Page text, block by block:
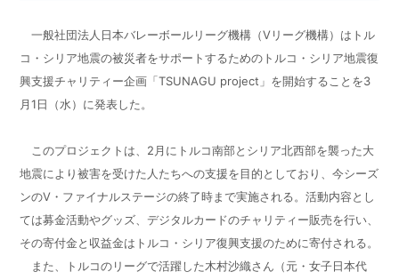
一般社団法人日本バレーボールリーグ機構（Vリーグ機構）はトル
コ・シリア地震の被災者をサポートするためのトルコ・シリア地震復
興支援チャリティー企画「TSUNAGU project」を開始することを3
月1日（水）に発表した。
このプロジェクトは、2月にトルコ南部とシリア北西部を襲った大
地震により被害を受けた人たちへの支援を目的としており、今シーズ
ンのV・ファイナルステージの終了時まで実施される。活動内容とし
ては募金活動やグッズ、デジタルカードのチャリティー販売を行い、
その寄付金と収益金はトルコ・シリア復興支援のために寄付される。
また、トルコのリーグで活躍した木村沙織さん（元・女子日本代